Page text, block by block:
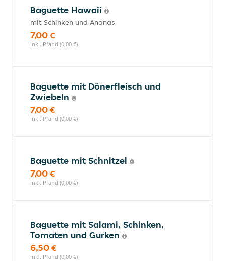
Baguette Hawaii
mit Schinken und Ananas
7,00 €
inkl. Pfand (0,00 €)
Baguette mit Dönerfleisch und
Zwiebeln
7,00 €
inkl. Pfand (0,00 €)
Baguette mit Schnitzel
7,00 €
inkl. Pfand (0,00 €)
Baguette mit Salami, Schinken,
Tomaten und Gurken
6,50 €
inkl. Pfand (0,00 €)